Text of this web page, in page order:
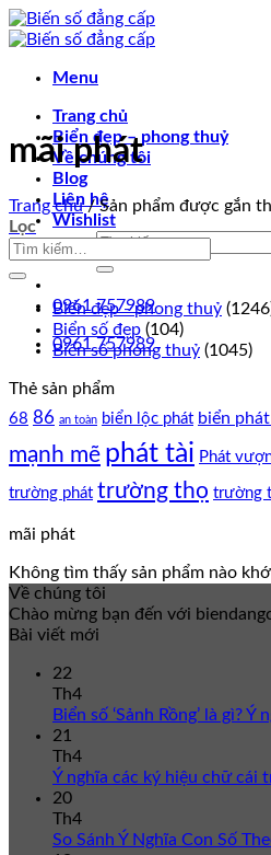
Chuyển
đến
dung
Menu
Trang chủ
Biển đẹp – phong thuỷ
Về chúng tôi
Blog
Liên hệ
Wishlist
Tìm
kiếm:
0961 757989
0961 757989
mãi phát
Trang chủ /Sản phẩm được gắn
Lọc
Biển đẹp - phong thuỷ
Biển số đẹp (104)
Biển số phong thuỷ (1045)
Thẻ sản phẩm
68 86 an toàn biển lộc phát biển
mạnh mẽ phát tài Phát
trường phát trường thọ trường
mãi phát
Không tìm thấy sản phẩm nào
Về chúng tôi
Chào mừng bạn đến với
Bài viết mới
22
Th4
Biển số ‘Sảnh Rồng’ là gì?
21
Th4
Ý nghĩa các ký hiệu chữ cái
20
Th4
So Sánh Ý Nghĩa Con Số